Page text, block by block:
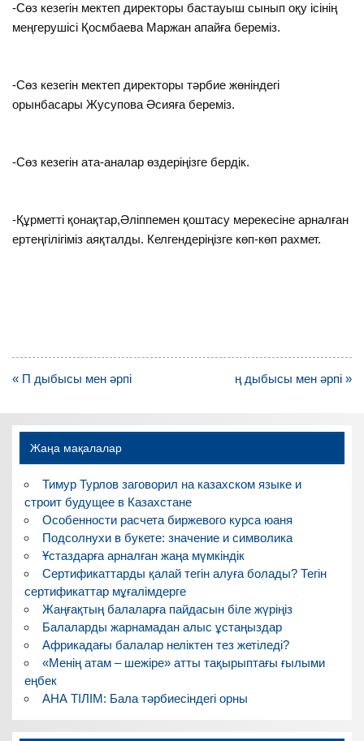
-Сөз кезегін мектеп директоры бастауыш сынып оқу ісінің
меңгерушісі Қосмбаева Маржан апайға береміз.
-Сөз кезегін мектеп директоры тәрбие жөніндегі
орынбасары Жусупова Әсияға береміз.
-Сөз кезегін ата-аналар өздеріңізге бердік.
-Құрметті қонақтар,Әліппемен қоштасу мерекесіне арналған
ертеңгілігіміз аяқталды. Келгендеріңізге көп-көп рахмет.
Навигация
записям
« П дыбысы мен әрпі ң дыбысы мен әрпі »
Жаңа мақалалар
Тимур Турлов заговорил на казахском языке и
строит будущее в Казахстане
Особенности расчета биржевого курса юаня
Подсолнухи в букете: значение и символика
Ұстаздарға арналған жаңа мүмкіндік
Сертификаттарды қалай тегін алуға болады? Тегін
сертификаттар мұғалімдерге
Жаңғақтың балаларға пайдасын біле жүріңіз
Балаларды жарнамадан алыс ұстаңыздар
Африкадағы балалар неліктен тез жетіледі?
«Менің атам – шежіре» атты тақырыптағы ғылыми
еңбек
АНА ТІЛІМ: Бала тәрбиесіндегі орны